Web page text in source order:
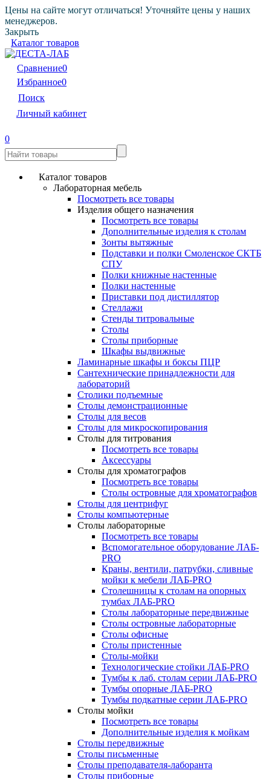
Цены на сайте могут отличаться! Уточняйте цены у наших
менеджеров.
Закрыть
Каталог товаров
Сравнение0
Избранное0
Поиск
Личный кабинет
0
Каталог товаров
Лабораторная мебель
Посмотреть все товары
Изделия общего назначения
Посмотреть все товары
Дополнительные изделия к столам
Зонты вытяжные
Подставки и полки Смоленское СКТБ
СПУ
Полки книжные настенные
Полки настенные
Приставки под дистиллятор
Стеллажи
Стенды титровальные
Столы
Столы приборные
Шкафы выдвижные
Ламинарные шкафы и боксы ПЦР
Сантехнические принадлежности для
лабораторий
Столики подъемные
Столы демонстрационные
Столы для весов
Столы для микроскопирования
Столы для титрования
Посмотреть все товары
Аксессуары
Столы для хроматографов
Посмотреть все товары
Столы островные для хроматографов
Столы для центрифуг
Столы компьютерные
Столы лабораторные
Посмотреть все товары
Вспомогательное оборудование ЛАБ-
PRO
Краны, вентили, патрубки, сливные
мойки к мебели ЛАБ-PRO
Столешницы к столам на опорных
тумбах ЛАБ-PRO
Столы лабораторные передвижные
Столы островные лабораторные
Столы офисные
Столы пристенные
Столы-мойки
Технологические стойки ЛАБ-PRO
Тумбы к лаб. столам серии ЛАБ-PRO
Тумбы опорные ЛАБ-PRO
Тумбы подкатные серии ЛАБ-PRO
Столы мойки
Посмотреть все товары
Дополнительные изделия к мойкам
Столы передвижные
Столы письменные
Столы преподавателя-лаборанта
Столы приборные